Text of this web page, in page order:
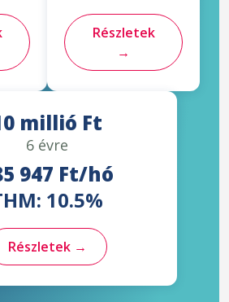
Részletek
→
millió Ft
6 évre
947 Ft/hó
10.5%
Részletek →